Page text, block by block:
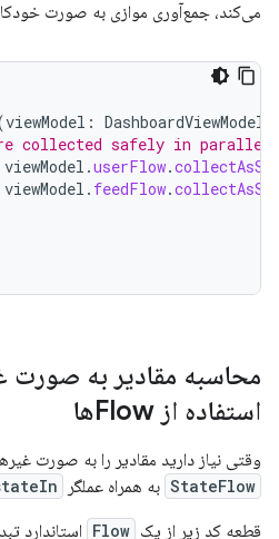
می‌کند، جمع‌آوری موازی به صورت
viewModel : DashboardViewModel
collected safely in parallel
viewModel .userFlow.
viewModel . feedFlow.
محاسبه مقادیر به صورت
استفاده از Flowها
وقتی نیاز دارید مقادیر را به صورت
StateFlow به همراه عملگر
قطعه کد زیر از یک Flow استاندارد